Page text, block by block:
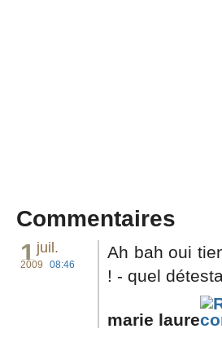
Commentaires
1juil.
2009 08:46
Ah bah oui
! - quel
marie laure